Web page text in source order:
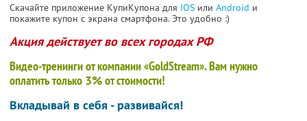
Скачайте приложение КупиКупона для IOS или Android и
покажите купон с экрана смартфона. Это удобно :)
Акция действует во всех городах РФ
Видео-тренинги от компании «GoldStream». Вам нужно
оплатить только 3%от стоимости!
Вкладывай в себя - развивайся!